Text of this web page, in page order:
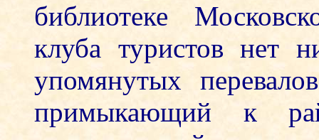
библиотеке
клуба туристов нет
упомянутых
примыкающий к